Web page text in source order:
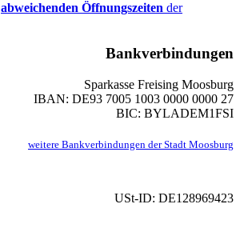
abweichenden Öffnungszeiten der
Bankverbindungen
Sparkasse Freising Moosburg
IBAN: DE93 7005 1003 0000 0000 27
BIC: BYLADEM1FSI
weitere Bankverbindungen der Stadt Moosburg
USt-ID: DE128969423